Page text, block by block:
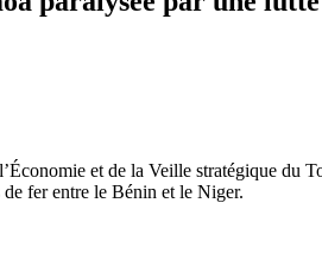
et de la Veille stratégique du
fer entre le Bénin et le Niger.